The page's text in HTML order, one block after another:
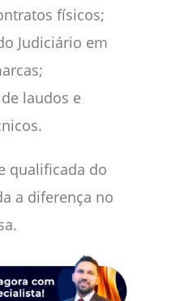
físicos;
Judiciário em
laudos e
qualificada do
a diferença no